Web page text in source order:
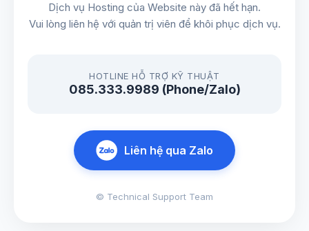
Dịch vụ Hosting của Website này đã hết hạn.
Vui lòng liên hệ với quản trị viên để khôi phục dịch vụ.
HOTLINE HỖ TRỢ KỸ THUẬT
085.333.9989 (Phone/Zalo)
Liên hệ qua Zalo
© Technical Support Team